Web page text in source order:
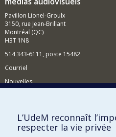
Pavillon Lionel-Groulx
3150, rue Jean-Brillant
Montréal (QC)
H3T 1N8
514 343-6111, poste 15482
Courriel
Nouvelles
Comment soutenir le
BESOIN D'AIDE?
L’UdeM reconnaît
respecter la vie privée